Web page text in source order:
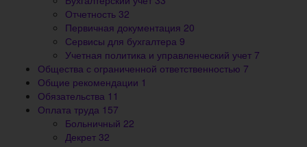
Отчетность 32
Первичная документация 20
Сервисы для бухгалтера 9
Учетная политика и управленческий учет 7
Общества с ограниченной ответственностью 7
Общие рекомендации 1
Обязательства 11
Оплата труда 157
Больничный 22
Декрет 32